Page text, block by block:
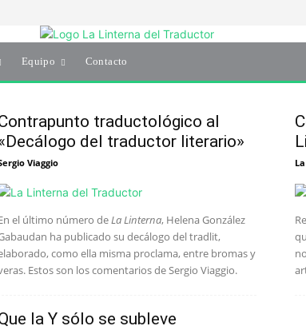
Equipo Contacto
traductológico al
del traductor literario»
Viaggio
el último número deLa Linterna, Helena González
ha publicado su decálogo del tradlit,
como ella misma proclama, entre bromas y
Estos son los comentarios de Sergio Viaggio.
la Y sólo se subleve